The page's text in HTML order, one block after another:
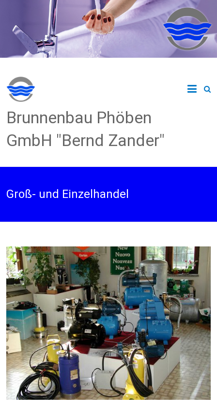
springen
Brunnenbau Phöben
GmbH "Bernd Zander"
Groß- und Einzelhandel